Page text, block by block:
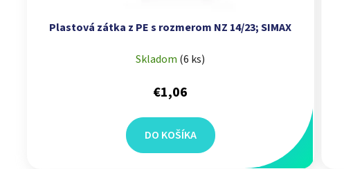
Plastová zátka z PE s rozmerom NZ 14/23; SIMAX
Skladom (6 ks)
€1,06
DO KOŠÍKA